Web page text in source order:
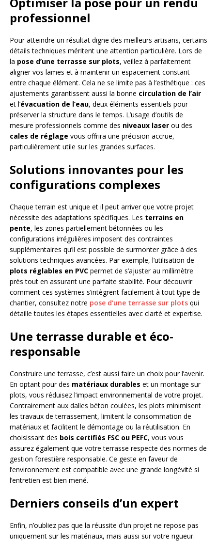
professionnel
Pour atteindre un résultat digne des meilleurs artisans, certains
détails techniques méritent une attention particulière. Lors de
la pose d’une terrasse sur plots, veillez à parfaitement
aligner vos lames et à maintenir un espacement constant
entre chaque élément. Cela ne se limite pas à l’esthétique : ces
ajustements garantissent aussi la bonne circulation de l’air
et l’évacuation de l’eau, deux éléments essentiels pour
préserver la structure dans le temps. L’usage d’outils de
mesure professionnels comme des niveaux laser ou des
cales de réglage vous offrira une précision accrue,
particulièrement utile sur les grandes surfaces.
Solutions innovantes pour les
configurations complexes
Chaque terrain est unique et il peut arriver que votre projet
nécessite des adaptations spécifiques. Les terrains en
pente, les zones partiellement bétonnées ou les
configurations irrégulières imposent des contraintes
supplémentaires qu’il est possible de surmonter grâce à des
solutions techniques avancées. Par exemple, l’utilisation de
plots réglables en PVC permet de s’ajuster au millimètre
près tout en assurant une parfaite stabilité. Pour découvrir
comment ces systèmes s’intègrent facilement à tout type de
chantier, consultez notre pose d’une terrasse sur plots qui
détaille toutes les étapes essentielles avec clarté et expertise.
Une terrasse durable et éco-
responsable
Construire une terrasse, c’est aussi faire un choix pour l’avenir.
En optant pour des matériaux durables et un montage sur
plots, vous réduisez l’impact environnemental de votre projet.
Contrairement aux dalles béton coulées, les plots minimisent
les travaux de terrassement, limitent la consommation de
matériaux et facilitent le démontage ou la réutilisation. En
choisissant des bois certifiés FSC ou PEFC, vous vous
assurez également que votre terrasse respecte des normes de
gestion forestière responsable. Ce geste en faveur de
l’environnement est compatible avec une grande longévité si
l’entretien est bien mené.
Derniers conseils d’un expert
Enfin, n’oubliez pas que la réussite d’un projet ne repose pas
uniquement sur les matériaux, mais aussi sur votre rigueur.